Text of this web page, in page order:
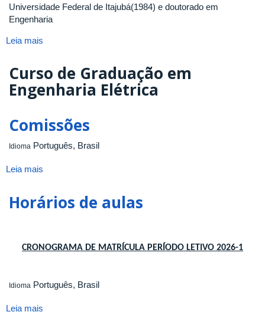
Universidade Federal de Itajubá(1984) e doutorado em
Engenharia
Leia mais
de
Moraes
Curso de Graduação em
Engenharia Elétrica
Comissões
Idioma Português, Brasil
Leia mais
Horários de aulas
CRONOGRAMA DE MATRÍCULA PERÍODO LETIVO 2026-1
Idioma Português, Brasil
Leia mais